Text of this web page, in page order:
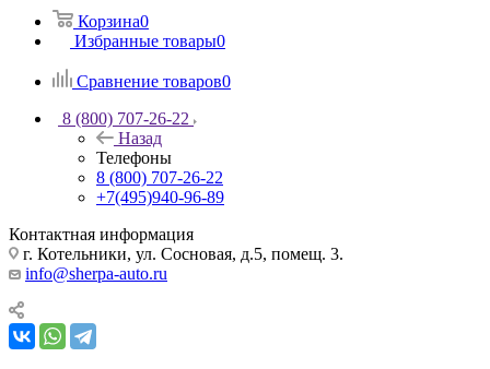
Корзина0
Избранные товары0
Сравнение товаров0
8 (800) 707-26-22
Назад
Телефоны
8 (800) 707-26-22
+7(495)940-96-89
Контактная информация
г. Котельники, ул. Сосновая, д.5, помещ. 3.
info@sherpa-auto.ru